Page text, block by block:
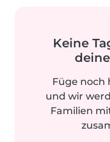
Keine
Füge noch
und wir
Familien